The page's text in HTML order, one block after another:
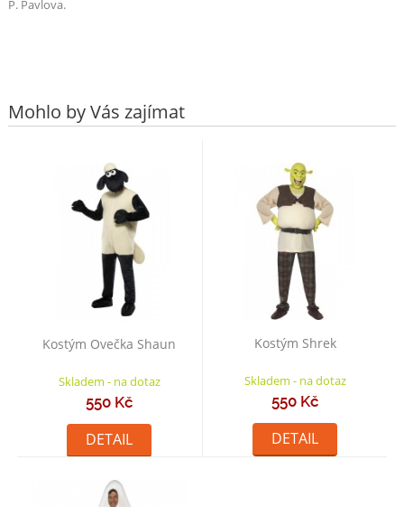
P. Pavlova.
Mohlo by Vás zajímat
Kostým Ovečka Shaun
Skladem - na dotaz
550 Kč
DETAIL
Kostým Shrek
Skladem - na dotaz
550 Kč
DETAIL